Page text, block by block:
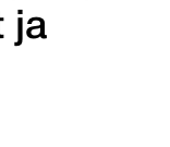
ja